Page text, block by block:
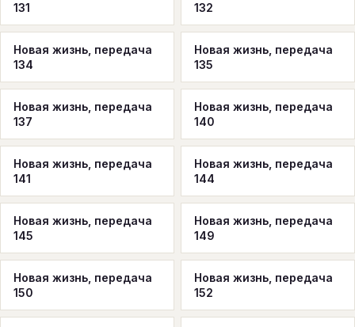
131
132
Новая жизнь, передача
134
Новая жизнь, передача
135
Новая жизнь, передача
137
Новая жизнь, передача
140
Новая жизнь, передача
141
Новая жизнь, передача
144
Новая жизнь, передача
145
Новая жизнь, передача
149
Новая жизнь, передача
150
Новая жизнь, передача
152